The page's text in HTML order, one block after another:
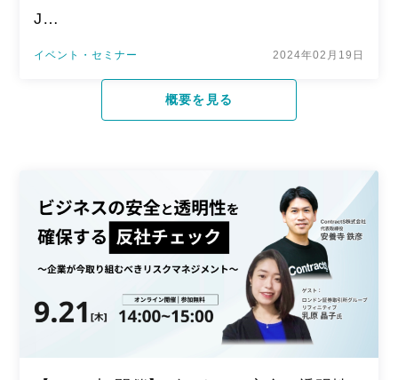
J…
イベント・セミナー 2024年02月19日
概要を見る